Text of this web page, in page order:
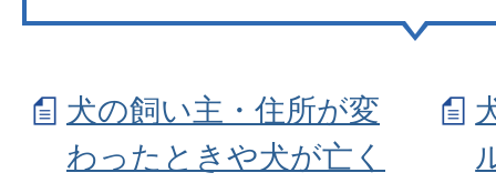
犬の飼い主・住所が変
わったときや犬が亡く